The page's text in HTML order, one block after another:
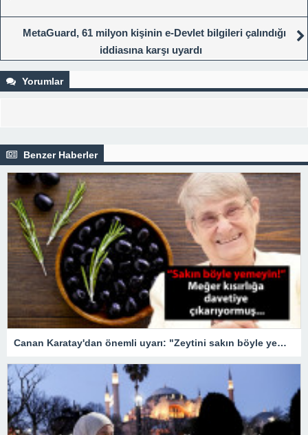
MetaGuard, 61 milyon kişinin e-Devlet bilgileri çalındığı
iddiasına karşı uyardı
Yorumlar
Benzer Haberler
Canan Karatay'dan önemli uyarı: "Zeytini sakın böyle yemeyin!" Meğer kısırlığa davetiye çıkarıyormuş…